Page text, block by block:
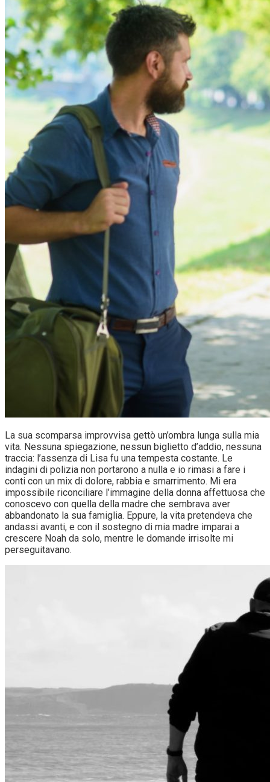
La sua scomparsa improvvisa gettò un’ombra lunga sulla mia
vita. Nessuna spiegazione, nessun biglietto d’addio, nessuna
traccia: l’assenza di Lisa fu una tempesta costante. Le
indagini di polizia non portarono a nulla e io rimasi a fare i
conti con un mix di dolore, rabbia e smarrimento. Mi era
impossibile riconciliare l’immagine della donna affettuosa che
conoscevo con quella della madre che sembrava aver
abbandonato la sua famiglia. Eppure, la vita pretendeva che
andassi avanti, e con il sostegno di mia madre imparai a
crescere Noah da solo, mentre le domande irrisolte mi
perseguitavano.